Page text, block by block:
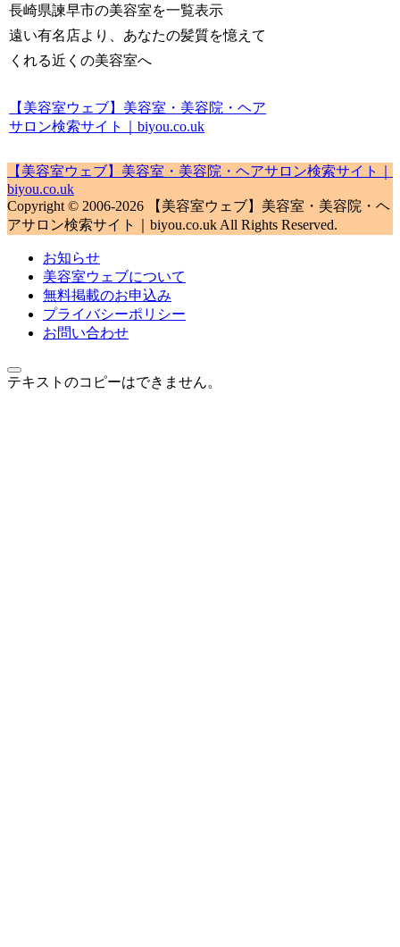
長崎県諫早市の美容室を一覧表示
遠い有名店より、あなたの髪質を憶えて
くれる近くの美容室へ
【美容室ウェブ】美容室・美容院・ヘア
サロン検索サイト｜biyou.co.uk
【美容室ウェブ】美容室・美容院・ヘアサロン検索サイト｜
biyou.co.uk
Copyright © 2006-2026 【美容室ウェブ】美容室・美容院・ヘ
アサロン検索サイト｜biyou.co.uk All Rights Reserved.
お知らせ
美容室ウェブについて
無料掲載のお申込み
プライバシーポリシー
お問い合わせ
テキストのコピーはできません。